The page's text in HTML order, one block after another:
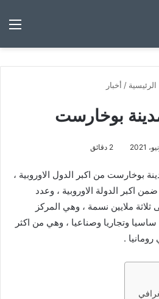
الرئيسية / أخبار
بوخارست
2 دقائق
بوخارست من اكبر الدول الاوروبية ،
اكبر الدولة الاوروبية ، وعدد
ثلاثة ملايين نسمة ، وهي المركز
وتجاريا وصناعيا ، وهي من اكثر
.